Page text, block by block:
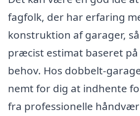
fagfolk, der har erfaring
konstruktion af garager,
præcist estimat baseret på
behov. Hos dobbelt-
nemt for dig at indhente
fra professionelle